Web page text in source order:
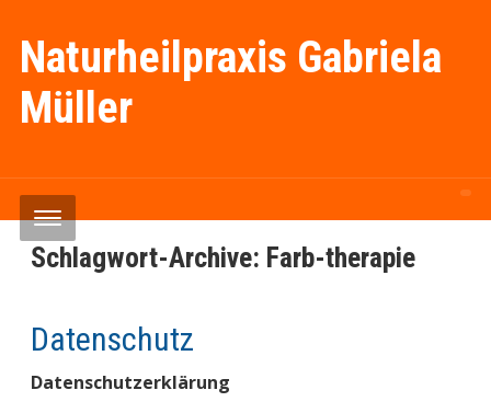
Naturheilpraxis Gabriela
Müller
Schlagwort-Archive: Farb-therapie
Datenschutz
Datenschutzerklärung